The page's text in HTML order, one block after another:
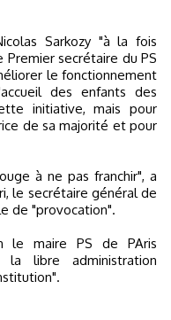
Sarkozy "à la fois
secrétaire du PS
le fonctionnement
des enfants des
initiative, mais pour
de sa majorité et pour
à ne pas franchir", a
le secrétaire général de
de "provocation".
le maire PS de PAris
la libre administration